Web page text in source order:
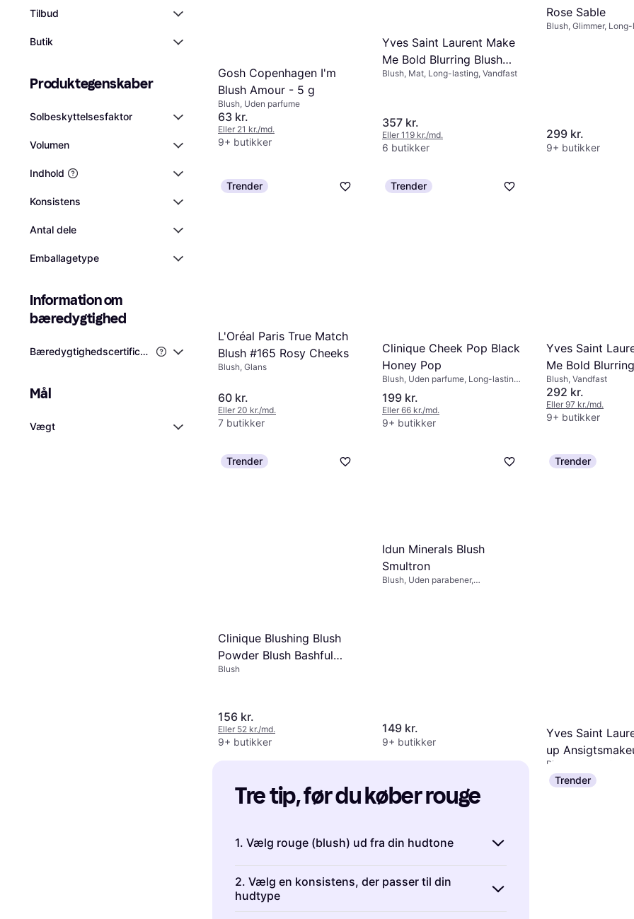
Tilbud
Butik
Produktegenskaber
Solbeskyttelsesfaktor
Volumen
Indhold
Konsistens
Antal dele
Emballagetype
Information om
bæredygtighed
Bæredygtighedscertificeringer
Mål
Vægt
Gosh Copenhagen I'm
Blush Amour - 5 g
Blush, Uden parfume
63 kr.
Eller 21 kr./md.
9+ butikker
Yves Saint Laurent Make
Me Bold Blurring Blush
Coral Clash
Blush, Mat, Long-lasting, Vandfast
357 kr.
Eller 119 kr./md.
6 butikker
Rose Sable
Blush, Glimmer, Long-
299 kr.
9+ butikker
Trender
L'Oréal Paris True Match
Blush #165 Rosy Cheeks
Blush, Glans
60 kr.
Eller 20 kr./md.
7 butikker
Trender
Clinique Cheek Pop Black
Honey Pop
Blush, Uden parfume, Long-lasting,
parabener
199 kr.
Eller 66 kr./md.
9+ butikker
Yves Saint
Me Bold
#87 Pink Voltage
Blush, Vandfast
292 kr.
Eller 97 kr./md.
9+ butikker
Trender
Clinique Blushing Blush
Powder Blush Bashful
Blush
Blush
156 kr.
Eller 52 kr./md.
9+ butikker
Idun Minerals Blush
Smultron
Blush, Uden parabener,
149 kr.
9+ butikker
Trender
Yves Saint
up
Me Blush Liquid
Bang 15 ml
Blush, Mat,
lasting
234 kr.15.822,00
Eller 78 kr./md.
Trender
Tre tip, før du køber rouge
1. Vælg rouge (blush) ud fra din hudtone
Tommelfingerregel:Du har enkold hudtone
du trives bedst med sølvsmykker. Du har en
varm
hudtone, når guld passer dig bedre.
2. Vælg en konsistens, der passer til din
hudtype